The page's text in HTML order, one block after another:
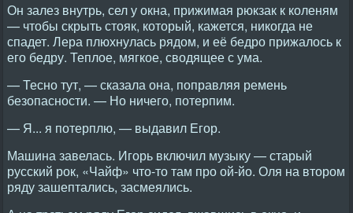
Он залез внутрь, сел у окна, прижимая рюкзак к коленям
— чтобы скрыть стояк, который, кажется, никогда не
спадет. Лера плюхнулась рядом, и её бедро прижалось к
его бедру. Теплое, мягкое, сводящее с ума.
— Тесно тут, — сказала она, поправляя ремень
безопасности. — Но ничего, потерпим.
— Я... я потерплю, — выдавил Егор.
Машина завелась. Игорь включил музыку — старый
русский рок, «Чайф» что-то там про ой-йо. Оля на втором
ряду зашептались, засмеялись.